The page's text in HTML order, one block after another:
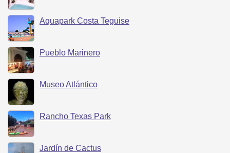
Aquapark Costa Teguise
Pueblo Marinero
Museo Atlántico
Rancho Texas Park
Jardín de Cactus